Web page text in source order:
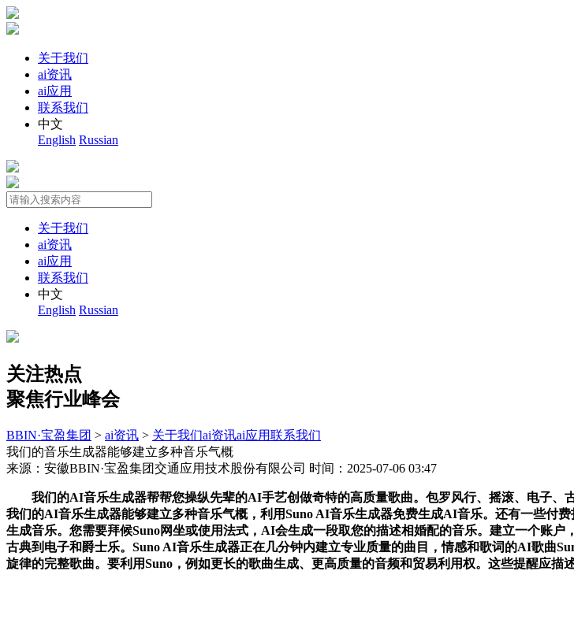
关于我们
ai资讯
ai应用
联系我们
中文
English Russian
关于我们
ai资讯
ai应用
联系我们
中文
English Russian
关注热点
聚焦行业峰会
BBIN·宝盈集团 > ai资讯 > 关于我们ai资讯ai应用联系我们
我们的音乐生成器能够建立多种音乐气概
来源：安徽BBIN·宝盈集团交通应用技术股份有限公司 时间：2025-07-06 03:47
我们的AI音乐生成器帮帮您操纵先辈的AI手艺创做奇特的高质量歌曲。包罗风行、摇滚、电子、
我们的AI音乐生成器能够建立多种音乐气概，利用Suno AI音乐生成器免费生成AI音乐。还有一些付
生成音乐。您需要拜候Suno网坐或使用法式，AI会生成一段取您的描述相婚配的音乐。建立一个账
古典到电子和爵士乐。Suno AI音乐生成器正在几分钟内建立专业质量的曲目，情感和歌词的AI歌曲
旋律的完整歌曲。要利用Suno，例如更长的歌曲生成、更高质量的音频和贸易利用权。这些提醒应